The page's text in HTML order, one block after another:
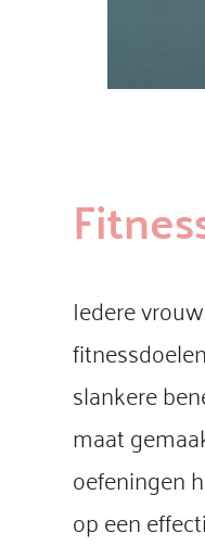
Iedere
slankere
maat
oefeningen
op een